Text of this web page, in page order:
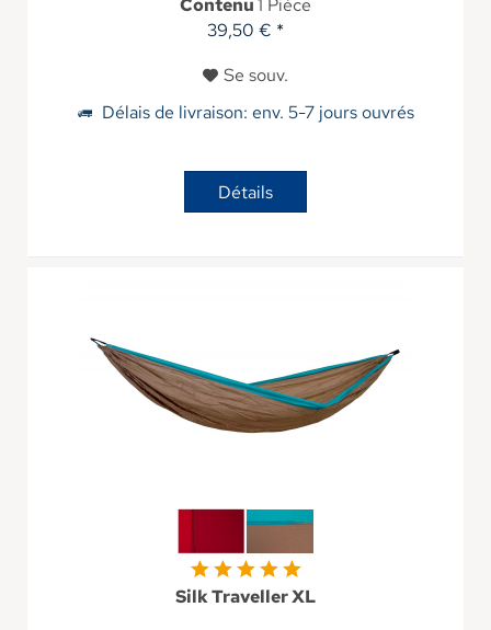
Contenu1 Pièce
39,50 € *
Se souv.
Délais de livraison: env. 5-7 jours ouvrés
Détails
Silk Traveller XL